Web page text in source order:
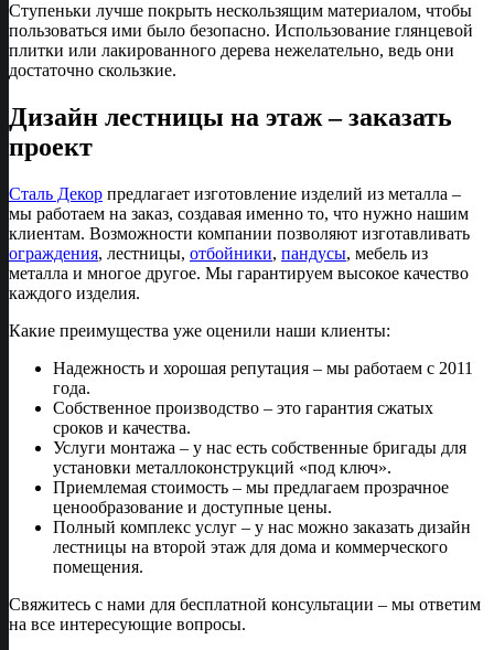
Ступеньки лучше покрыть нескользящим материалом, чтобы
пользоваться ими было безопасно. Использование глянцевой
плитки или лакированного дерева нежелательно, ведь они
достаточно скользкие.
Дизайн лестницы на этаж – заказать
проект
Сталь Декор предлагает изготовление изделий из металла –
мы работаем на заказ, создавая именно то, что нужно нашим
клиентам. Возможности компании позволяют изготавливать
ограждения, лестницы, отбойники, пандусы, мебель из
металла и многое другое. Мы гарантируем высокое качество
каждого изделия.
Какие преимущества уже оценили наши клиенты:
Надежность и хорошая репутация – мы работаем с 2011
года.
Собственное производство – это гарантия сжатых
сроков и качества.
Услуги монтажа – у нас есть собственные бригады для
установки металлоконструкций «под ключ».
Приемлемая стоимость – мы предлагаем прозрачное
ценообразование и доступные цены.
Полный комплекс услуг – у нас можно заказать дизайн
лестницы на второй этаж для дома и коммерческого
помещения.
Свяжитесь с нами для бесплатной консультации – мы ответим
на все интересующие вопросы.